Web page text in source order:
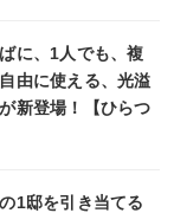
に、1人でも、複
由に使える、光溢
新登場！【ひらつ
1邸を引き当てる